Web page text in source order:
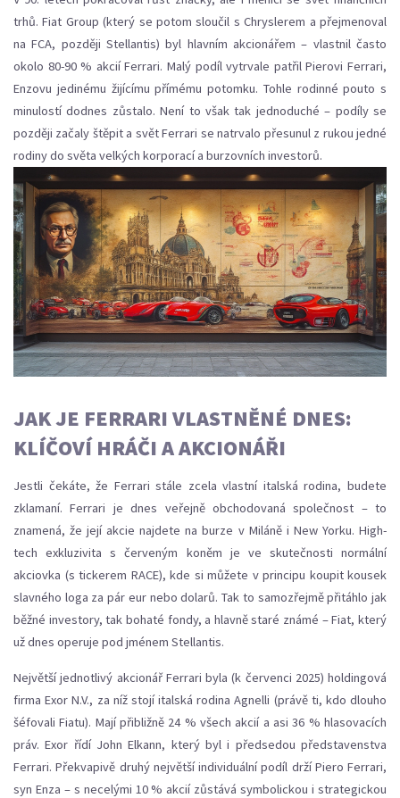
trhů. Fiat Group (který se potom sloučil s Chryslerem a přejmenoval
na FCA, později Stellantis) byl hlavním akcionářem – vlastnil často
okolo 80-90 % akcií Ferrari. Malý podíl vytrvale patřil Pierovi Ferrari,
Enzovu jedinému žijícímu přímému potomku. Tohle rodinné pouto s
minulostí dodnes zůstalo. Není to však tak jednoduché – podíly se
později začaly štěpit a svět Ferrari se natrvalo přesunul z rukou jedné
rodiny do světa velkých korporací a burzovních investorů.
JAK JE FERRARI VLASTNĚNÉ DNES:
KLÍČOVÍ HRÁČI A AKCIONÁŘI
Jestli čekáte, že Ferrari stále zcela vlastní italská rodina, budete
zklamaní. Ferrari je dnes veřejně obchodovaná společnost – to
znamená, že její akcie najdete na burze v Miláně i New Yorku. High-
tech exkluzivita s červeným koněm je ve skutečnosti normální
akciovka (s tickerem RACE), kde si můžete v principu koupit kousek
slavného loga za pár eur nebo dolarů. Tak to samozřejmě přitáhlo jak
běžné investory, tak bohaté fondy, a hlavně staré známé – Fiat, který
už dnes operuje pod jménem Stellantis.
Největší jednotlivý akcionář Ferrari byla (k červenci 2025) holdingová
firma Exor N.V., za níž stojí italská rodina Agnelli (právě ti, kdo dlouho
šéfovali Fiatu). Mají přibližně 24 % všech akcií a asi 36 % hlasovacích
práv. Exor řídí John Elkann, který byl i předsedou představenstva
Ferrari. Překvapivě druhý největší individuální podíl drží Piero Ferrari,
syn Enza – s necelými 10 % akcií zůstává symbolickou i strategickou